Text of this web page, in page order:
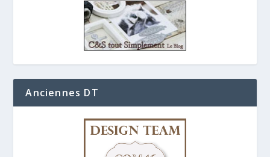
Anciennes DT